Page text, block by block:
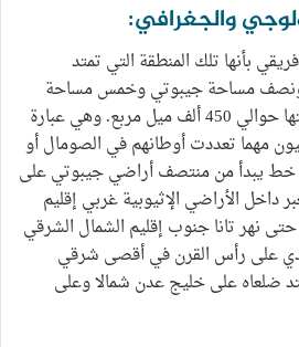
بأنها تلك المنطقة التي تمتد
ونصف مساحة جيبوتي وخمس مساحة
إثيوبيا وكينيا، وتبلغ مساحتها حوالي 450 ألف ميل مربع. وهي عبارة
مهما تعددت أوطانهم في الصومال أو
خط يبدأ من منتصف أراضي جيبوتي على
داخل الأراضي الإثيوبية غربي إقليم
حتى نهر تانا جنوب إقليم الشمال الشرقي
على رأس القرن في أقصى شرقي
ضلعاه على خليج عدن شمالا وعلى